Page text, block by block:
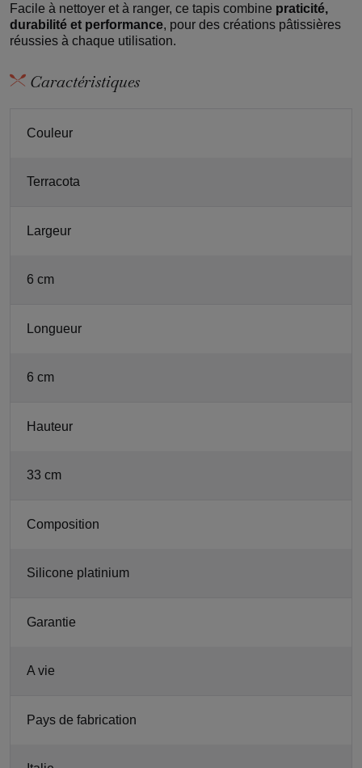
Facile à nettoyer et à ranger, ce tapis combine praticité,
durabilité et performance, pour des créations pâtissières
réussies à chaque utilisation.
Caractéristiques
Couleur
Terracota
Largeur
6 cm
Longueur
6 cm
Hauteur
33 cm
Composition
Silicone platinium
Garantie
A vie
Pays de fabrication